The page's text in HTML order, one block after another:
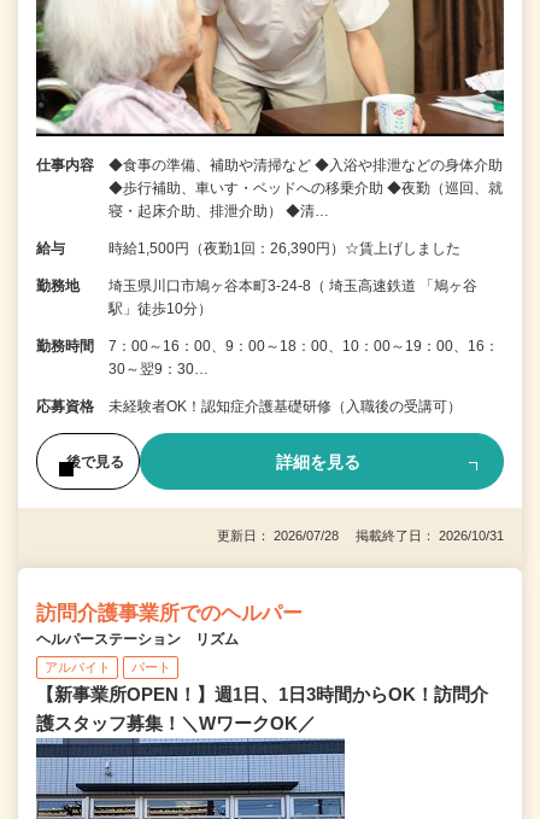
仕事内容
◆食事の準備、補助や清掃など ◆入浴や排泄などの身体介助
◆歩行補助、車いす・ベッドへの移乗介助 ◆夜勤（巡回、就
寝・起床介助、排泄介助） ◆清…
給与 時給1,500円（夜勤1回：26,390円）☆賃上げしました
勤務地
埼玉県川口市鳩ヶ谷本町3-24-8（ 埼玉高速鉄道 「鳩ヶ谷
駅」徒歩10分）
勤務時間
7：00～16：00、9：00～18：00、10：00～19：00、16：
30～翌9：30…
応募資格 未経験者OK！認知症介護基礎研修（入職後の受講可）
後で見る 詳細を見る
更新日： 2026/07/28 掲載終了日： 2026/10/31
訪問介護事業所でのヘルパー
ヘルパーステーション リズム
アルバイト パート
【新事業所OPEN！】週1日、1日3時間からOK！訪問介
護スタッフ募集！＼WワークOK／